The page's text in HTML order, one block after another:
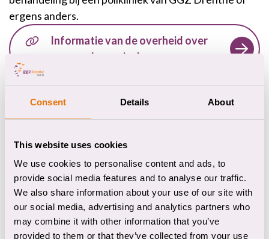
Consent Details About
This website uses cookies
We use cookies to personalise content and ads, to
provide social media features and to analyse our traffic.
We also share information about your use of our site with
our social media, advertising and analytics partners who
may combine it with other information that you’ve
provided to them or that they’ve collected from your use
ergens anders.
Informatie van de overheid over
dwang in de zorg
Information about Compulsory
Mental Healthcare Act
Plaats waar deze
behandeling wordt gegeven